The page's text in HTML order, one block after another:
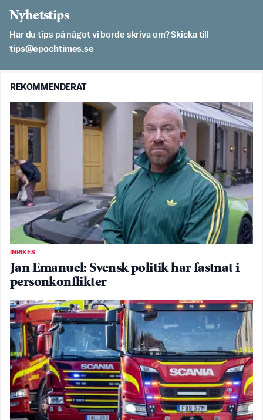
Nyhetstips
Har du tips på något vi borde skriva om? Skicka till
es.semithcope@spit
REKOMMENDERAT
INRIKES
Jan Emanuel: Svensk politik har fastnat i
personkonflikter